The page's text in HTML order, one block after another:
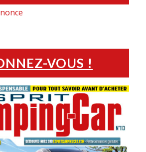
VOUS !